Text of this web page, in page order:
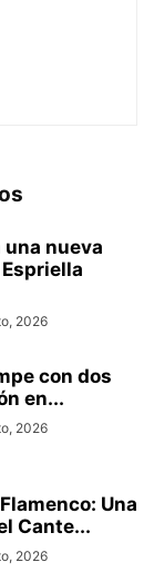
nueva
2026
con dos
en...
2026
Una
Cante...
2026